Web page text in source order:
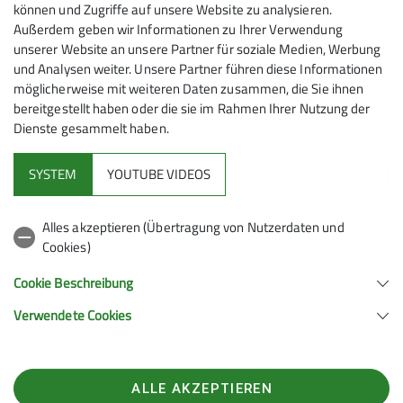
angegeben. Die Anfahrt erfolgt dann
individuell, wobei wir empfehlen, soweit
sinnvoll, Fahrgemeinschaften zu
organisieren. Im Zweifelsfalle gibt der
Wanderführer Auskunft.
Bei den PKW-Fahrten ist eine
Kostenbeteiligung üblich.
Preis
Bei einer Anreise zum Startpunkt der Wanderung
mit dem PKW ist eine Kostenbeteiligung üblich.
Service
Sektion Mönchengladbach des Deutschen Alpenvereins e.V.
Telefon +4917621920601
können und Zugriffe auf unsere Website zu analysieren.
Außerdem geben wir Informationen zu Ihrer Verwendung
unserer Website an unsere Partner für soziale Medien, Werbung
und Analysen weiter. Unsere Partner führen diese Informationen
möglicherweise mit weiteren Daten zusammen, die Sie ihnen
bereitgestellt haben oder die sie im Rahmen Ihrer Nutzung der
Dienste gesammelt haben.
SYSTEM YOUTUBE VIDEOS
Alles akzeptieren (Übertragung von Nutzerdaten und
Cookies)
Cookie Beschreibung
Verwendete Cookies
ALLE AKZEPTIEREN